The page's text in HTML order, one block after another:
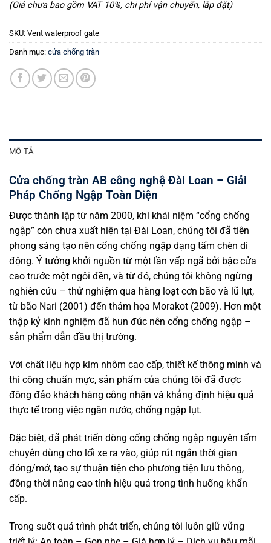
(Giá chưa bao gồm VAT 10%, chi phí vận chuyển, lắp đặt)
SKU: Vent waterproof gate
Danh mục: cửa chống tràn
MÔ TẢ
Cửa chống tràn AB công nghệ Đài Loan – Giải
Pháp Chống Ngập Toàn Diện
Được thành lập từ năm 2000, khi khái niệm “cổng chống
ngập” còn chưa xuất hiện tại Đài Loan, chúng tôi đã tiên
phong sáng tạo nên cổng chống ngập dạng tấm chèn di
động. Ý tưởng khởi nguồn từ một lần vấp ngã bởi bậc cửa
cao trước một ngôi đền, và từ đó, chúng tôi không ngừng
nghiên cứu – thử nghiệm qua hàng loạt cơn bão và lũ lụt,
từ bão Nari (2001) đến thảm họa Morakot (2009). Hơn một
thập kỷ kinh nghiệm đã hun đúc nên cổng chống ngập –
sản phẩm dẫn đầu thị trường.
Với chất liệu hợp kim nhôm cao cấp, thiết kế thông minh và
thi công chuẩn mực, sản phẩm của chúng tôi đã được
đông đảo khách hàng công nhận và khẳng định hiệu quả
thực tế trong việc ngăn nước, chống ngập lụt.
Đặc biệt, đã phát triển dòng cổng chống ngập nguyên tấm
chuyên dùng cho lối xe ra vào, giúp rút ngắn thời gian
đóng/mở, tạo sự thuận tiện cho phương tiện lưu thông,
đồng thời nâng cao tính hiệu quả trong tình huống khẩn
cấp.
Trong suốt quá trình phát triển, chúng tôi luôn giữ vững